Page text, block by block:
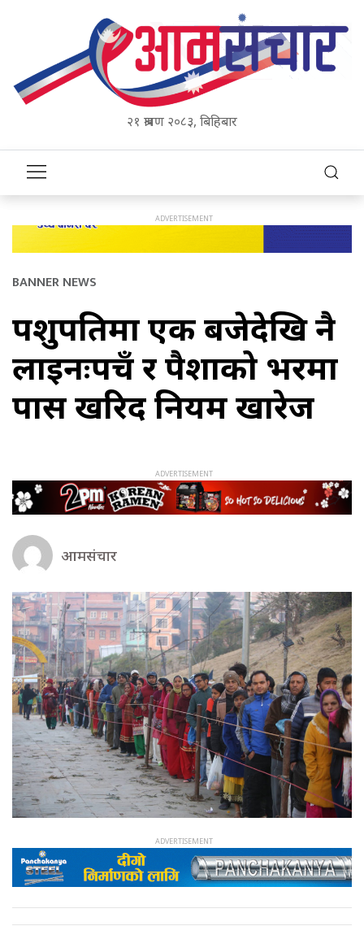
२१ श्रावण २०८३, बिहिबार
BANNER NEWS
पशुपतिमा एक बजेदेखि नै
लाइनःपहूँच र पैशाको भरमा
पास खरिद नियम खारेज
आमसंचार